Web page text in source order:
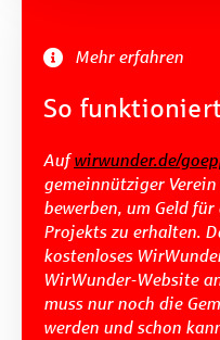
Mehr erfahren
So
Aufwirwunder.de/
gemeinnütziger
bewerben, um Geld
Projekts zu erhalten.
kostenloses
WirWunder-Website
muss nur noch die
werden und schon